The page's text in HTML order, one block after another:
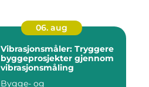
06. aug
Vibrasjonsmåler: Tryggere
byggeprosjekter gjennom
vibrasjonsmåling
Bygge- og